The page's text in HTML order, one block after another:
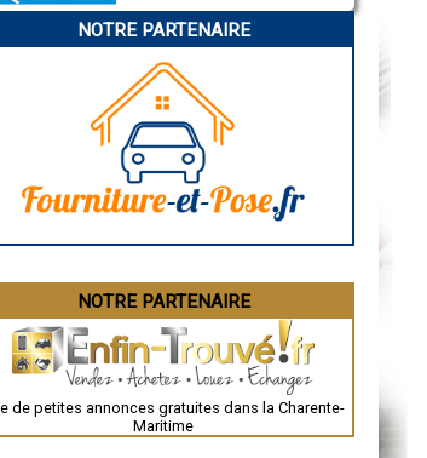
la-Gaillarde
NOTRE PARTENAIRE
NOTRE PARTENAIRE
de petites annonces gratuites dans la Charente-
Maritime